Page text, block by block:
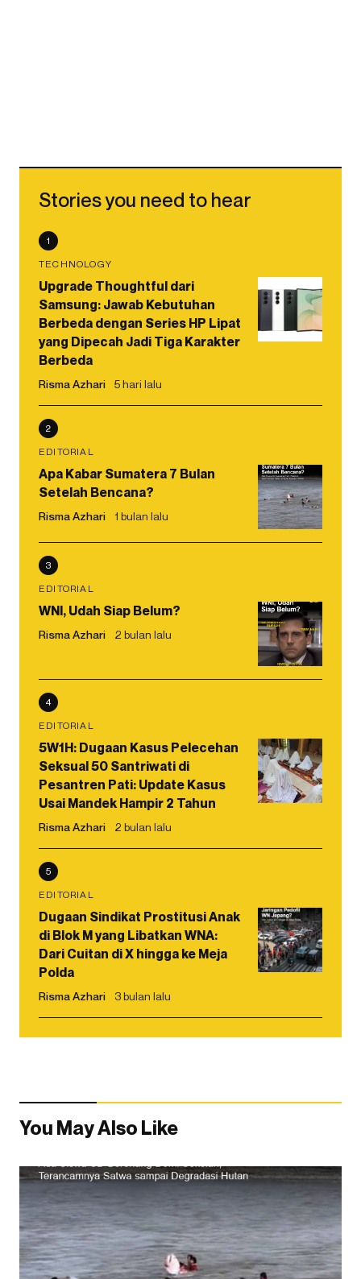
Stories you need to hear
1
TECHNOLOGY
Upgrade Thoughtful dari
Samsung: Jawab Kebutuhan
Berbeda dengan Series HP Lipat
yang Dipecah Jadi Tiga Karakter
Berbeda
Risma Azhari 5 hari lalu
2
EDITORIAL
Apa Kabar Sumatera 7 Bulan
Setelah Bencana?
Risma Azhari 1 bulan lalu
3
EDITORIAL
WNI, Udah Siap Belum?
Risma Azhari 2 bulan lalu
4
EDITORIAL
5W1H: Dugaan Kasus Pelecehan
Seksual 50 Santriwati di
Pesantren Pati: Update Kasus
Usai Mandek Hampir 2 Tahun
Risma Azhari 2 bulan lalu
5
EDITORIAL
Dugaan Sindikat Prostitusi Anak
di Blok M yang Libatkan WNA:
Dari Cuitan di X hingga ke Meja
Polda
Risma Azhari 3 bulan lalu
You May Also Like